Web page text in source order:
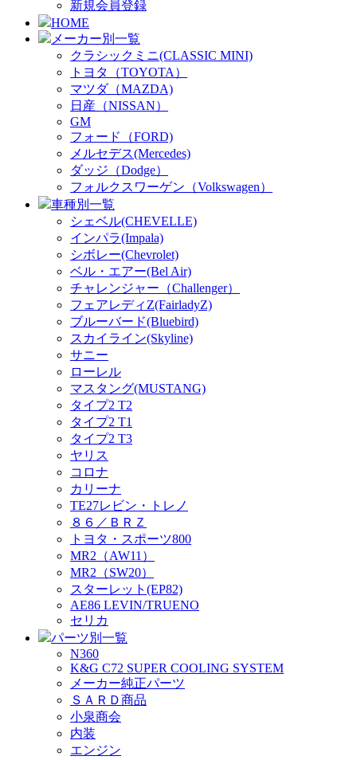
新規会員登録
HOME
メーカー別一覧
クラシックミニ(CLASSIC MINI)
トヨタ（TOYOTA）
マツダ（MAZDA)
日産（NISSAN）
GM
フォード（FORD)
メルセデス(Mercedes)
ダッジ（Dodge）
フォルクスワーゲン（Volkswagen）
車種別一覧
シェベル(CHEVELLE)
インパラ(Impala)
シボレー(Chevrolet)
ベル・エアー(Bel Air)
チャレンジャー（Challenger）
フェアレディZ(FairladyZ)
ブルーバード(Bluebird)
スカイライン(Skyline)
サニー
ローレル
マスタング(MUSTANG)
タイプ2 T2
タイプ2 T1
タイプ2 T3
ヤリス
コロナ
カリーナ
TE27レビン・トレノ
８６／ＢＲＺ
トヨタ・スポーツ800
MR2（AW11）
MR2（SW20）
スターレット(EP82)
AE86 LEVIN/TRUENO
セリカ
パーツ別一覧
N360
K&G C72 SUPER COOLING SYSTEM
メーカー純正パーツ
ＳＡＲＤ商品
小泉商会
内装
エンジン